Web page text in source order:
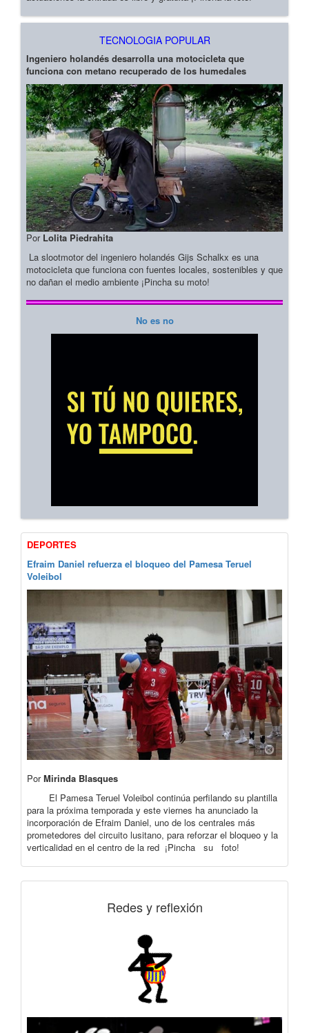
TECNOLOGIA POPULAR
Ingeniero holandés desarrolla una motocicleta que
funciona con metano recuperado de los humedales
Por Lolita Piedrahita
La slootmotor del ingeniero holandés Gijs Schalkx es una
motocicleta que funciona con fuentes locales, sostenibles y que
no dañan el medio ambiente ¡Pincha su moto!
No es no
DEPORTES
Efraim Daniel refuerza el bloqueo del Pamesa Teruel
Voleibol
PorMirinda Blasques
El Pamesa Teruel Voleibol continúa perfilando su plantilla
para la próxima temporada y este viernes ha anunciado la
incorporación de Efraim Daniel, uno de los centrales más
prometedores del circuito lusitano, para reforzar el bloqueo y la
verticalidad en el centro de la red ¡Pincha su foto!
Redes y reflexión